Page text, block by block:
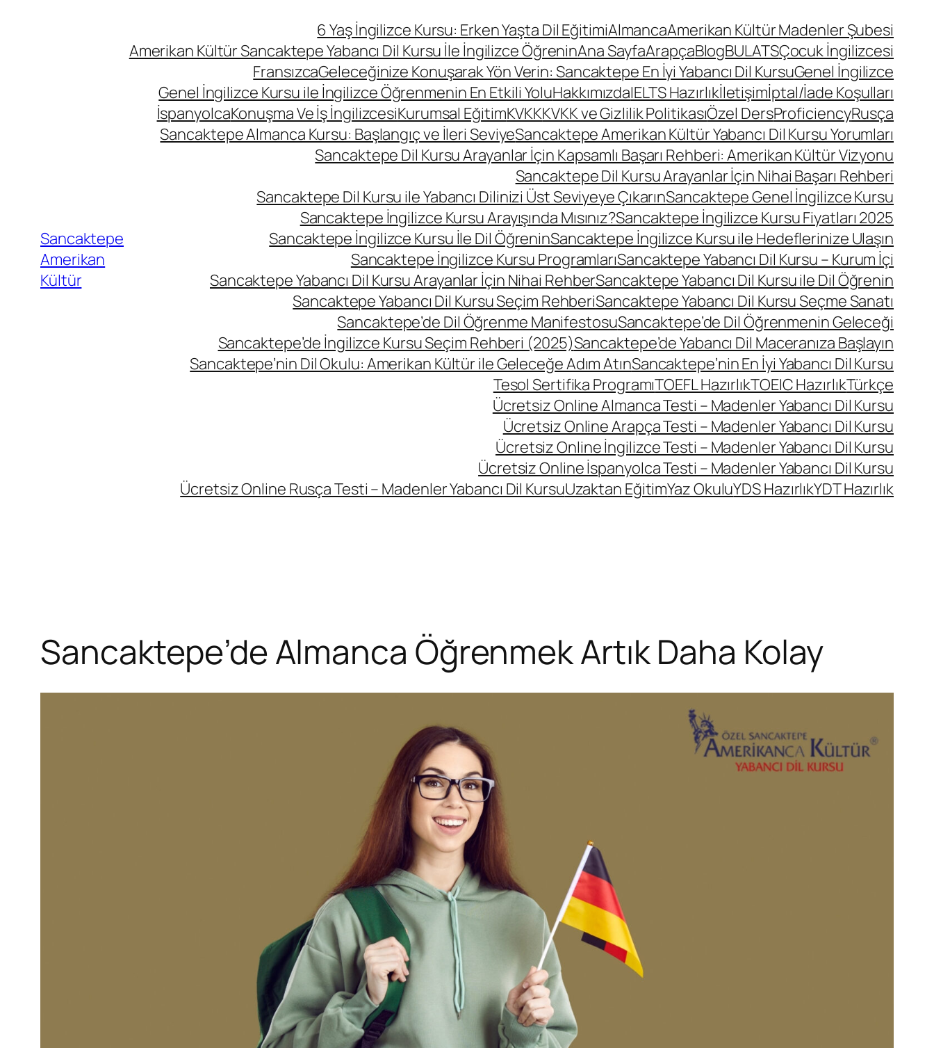
Sancaktepe
Amerikan
Kültür
6 Yaş İngilizce Kursu: Erken Yaşta Dil EğitimiAlmancaAmerikan Kültür Madenler Şubesi
Amerikan Kültür Sancaktepe Yabancı Dil Kursu İle İngilizce ÖğreninAna SayfaArapçaBlogBULATSÇocuk İngilizcesi
FransızcaGeleceğinize Konuşarak Yön Verin: Sancaktepe En İyi Yabancı Dil KursuGenel İngilizce
Genel İngilizce Kursu ile İngilizce Öğrenmenin En Etkili YoluHakkımızdaIELTS Hazırlıkİletişimİptal/İade Koşulları
İspanyolcaKonuşma Ve İş İngilizcesiKurumsal EğitimKVKKKVKK ve Gizlilik PolitikasıÖzel DersProficiencyRusça
Sancaktepe Almanca Kursu: Başlangıç ve İleri SeviyeSancaktepe Amerikan Kültür Yabancı Dil Kursu Yorumları
Sancaktepe Dil Kursu Arayanlar İçin Kapsamlı Başarı Rehberi: Amerikan Kültür Vizyonu
Sancaktepe Dil Kursu Arayanlar İçin Nihai Başarı Rehberi
Sancaktepe Dil Kursu ile Yabancı Dilinizi Üst Seviyeye ÇıkarınSancaktepe Genel İngilizce Kursu
Sancaktepe İngilizce Kursu Arayışında Mısınız?Sancaktepe İngilizce Kursu Fiyatları 2025
Sancaktepe İngilizce Kursu İle Dil ÖğreninSancaktepe İngilizce Kursu ile Hedeflerinize Ulaşın
Sancaktepe İngilizce Kursu ProgramlarıSancaktepe Yabancı Dil Kursu – Kurum İçi
Sancaktepe Yabancı Dil Kursu Arayanlar İçin Nihai RehberSancaktepe Yabancı Dil Kursu ile Dil Öğrenin
Sancaktepe Yabancı Dil Kursu Seçim RehberiSancaktepe Yabancı Dil Kursu Seçme Sanatı
Sancaktepe’de Dil Öğrenme ManifestosuSancaktepe’de Dil Öğrenmenin Geleceği
Sancaktepe’de İngilizce Kursu Seçim Rehberi (2025)Sancaktepe’de Yabancı Dil Maceranıza Başlayın
Sancaktepe’nin Dil Okulu: Amerikan Kültür ile Geleceğe Adım AtınSancaktepe’nin En İyi Yabancı Dil Kursu
Tesol Sertifika ProgramıTOEFL HazırlıkTOEIC HazırlıkTürkçe
Ücretsiz Online Almanca Testi – Madenler Yabancı Dil Kursu
Ücretsiz Online Arapça Testi – Madenler Yabancı Dil Kursu
Ücretsiz Online İngilizce Testi – Madenler Yabancı Dil Kursu
Ücretsiz Online İspanyolca Testi – Madenler Yabancı Dil Kursu
Ücretsiz Online Rusça Testi – Madenler Yabancı Dil KursuUzaktan EğitimYaz OkuluYDS HazırlıkYDT Hazırlık
Sancaktepe’de Almanca Öğrenmek Artık Daha Kolay